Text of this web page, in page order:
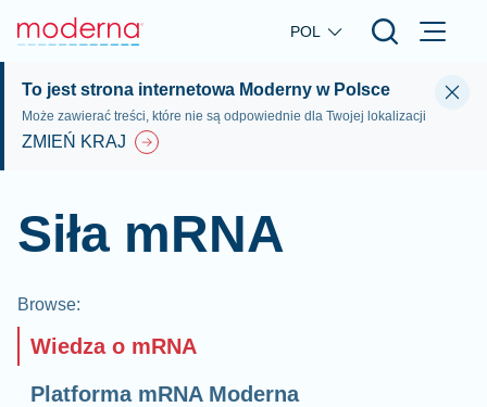
Skip to main content
POL
To jest strona internetowa Moderny w Polsce
Może zawierać treści, które nie są odpowiednie dla Twojej lokalizacji
ZMIEŃ KRAJ
Siła mRNA
Browse:
Wiedza o mRNA
Platforma mRNA Moderna